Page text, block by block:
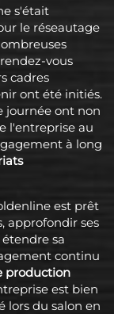
s'était
le réseautage
vous
cadres
ont été initiés.
journée ont non
l'entreprise au
à long
est prêt
approfondir ses
sa
continu
production
est bien
lors du salon en